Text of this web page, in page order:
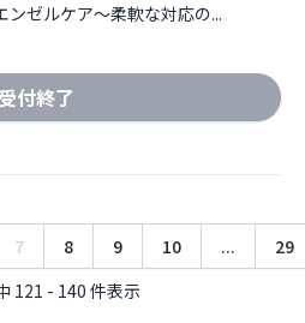
ゼルケア～柔軟な対応の...
受付終了
7 8 9 10 ...
29
121 - 140 件表示